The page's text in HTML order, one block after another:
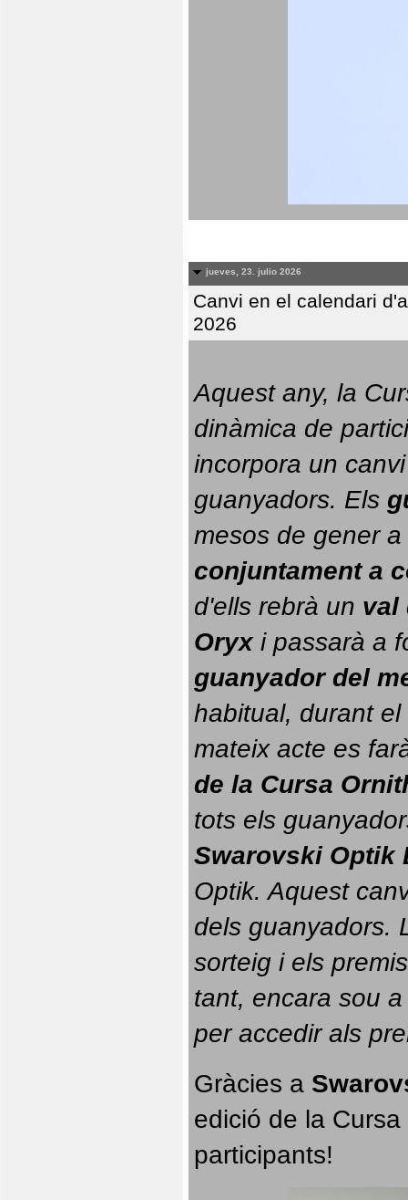
jueves, 23. julio 2026
Canvi en el calendari
2026
Aquest any, la
dinàmica de
incorpora un
guanyadors. Els
conjuntament a
d'ells rebrà un val
Oryx i passarà a
guanyador del
habitual, durant el
mateix acte es
de la Cursa
tots els
Swarovski Optik
Optik. Aquest
dels guanyadors.
sorteig i els
tant, encara sou
per accedir als
Gràcies a
edició de la
participants!